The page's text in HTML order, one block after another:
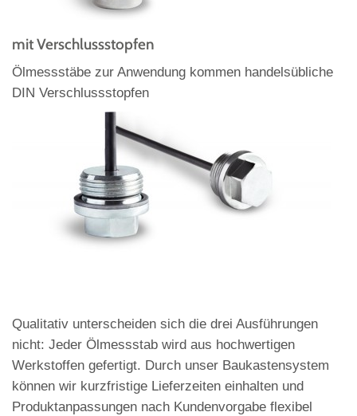
mit Verschlussstopfen
Ölmessstäbe zur Anwendung kommen handelsübliche
DIN Verschlussstopfen
Qualitativ unterscheiden sich die drei Ausführungen
nicht: Jeder Ölmessstab wird aus hochwertigen
Werkstoffen gefertigt. Durch unser Baukastensystem
können wir kurzfristige Lieferzeiten einhalten und
Produktanpassungen nach Kundenvorgabe flexibel